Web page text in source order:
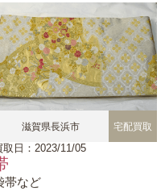
滋賀県長浜市 宅配買取
取日：2023/11/05
帯など